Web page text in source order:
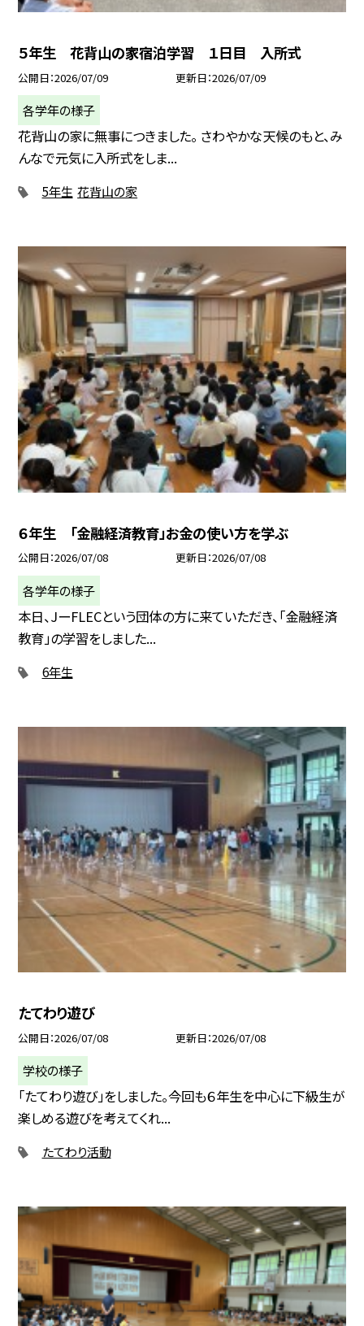
５年生 花背山の家宿泊学習 １日目 入所式
公開日 2026/07/09 更新日 2026/07/09
各学年の様子
花背山の家に無事につきました。 さわやかな天候のもと、み
んなで元気に入所式をしま...
5年生 花背山の家
６年生 「金融経済教育」お金の使い方を学ぶ
公開日 2026/07/08 更新日 2026/07/08
各学年の様子
本日、JーFLECという団体の方に来ていただき、「金融経済
教育」の学習をしました...
6年生
たてわり遊び
公開日 2026/07/08 更新日 2026/07/08
学校の様子
「たてわり遊び」をしました。今回も６年生を中心に下級生が
楽しめる遊びを考えてくれ...
たてわり活動